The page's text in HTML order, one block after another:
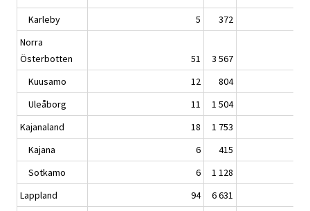
Karleby
5
372
Norra
Österbotten
51
3 567
Kuusamo
12
804
Uleåborg
11
1 504
Kajanaland
18
1 753
Kajana
6
415
Sotkamo
6
1 128
Lappland
94
6 631